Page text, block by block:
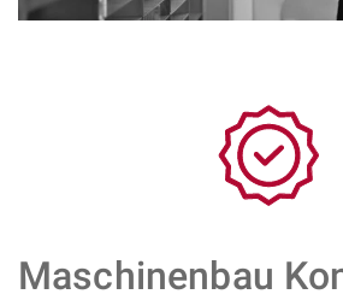
Maschinenbau